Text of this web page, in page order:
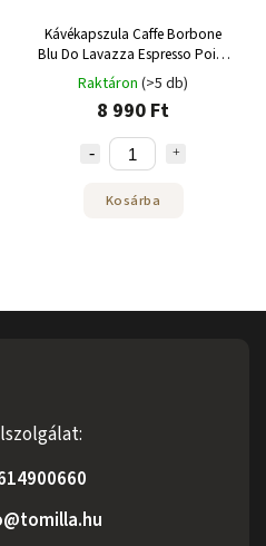
Kávékapszula Caffe Borbone
Blu Do Lavazza Espresso Point
100 db
Raktáron (>5 db)
8 990 Ft
Kosárba